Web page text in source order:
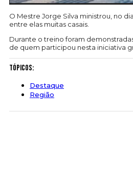
O Mestre Jorge Silva ministrou, no
entre elas muitas casais.
Durante o treino foram
de quem participou nesta iniciativa
Tópicos:
Destaque
Região